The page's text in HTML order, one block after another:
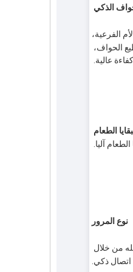
الذكي
عالية.
الطعام
آليا.
نوع المرور
اتصال ذكي.